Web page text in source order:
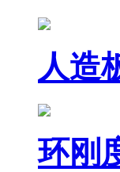
人造
环刚